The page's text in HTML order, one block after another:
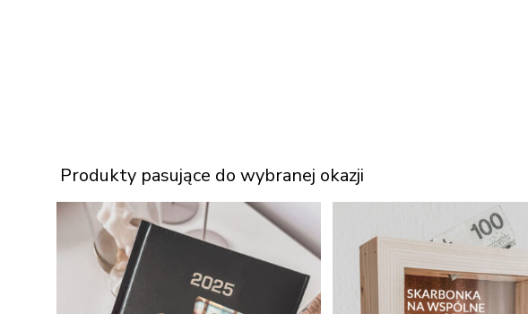
Produkty pasujące do wybranej okazji